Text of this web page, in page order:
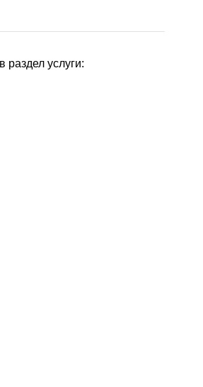
раздел услуги: